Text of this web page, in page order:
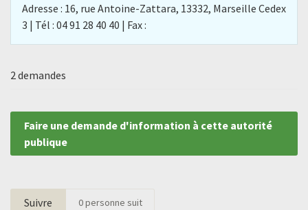
Adresse : 16, rue Antoine-Zattara, 13332, Marseille Cedex
3 | Tél : 04 91 28 40 40 | Fax :
2 demandes
Faire une demande d'information à cette autorité
publique
Suivre 0personne suit